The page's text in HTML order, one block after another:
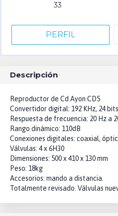
33
PERFIL
Descripción
Reproductor de Cd Ayon CD5
Convertidor digital: 192 KHz, 24 bits
Respuesta de frecuencia: 20 Hz a
Rango dinámico: 110dB
Conexiones digitales: coaxial,
Válvulas: 4 x 6H30
Dimensiones: 500 x 410 x 130 mm
Peso: 18kg
Accesorios: mando a distancia.
Totalmente revisado. Válvulas